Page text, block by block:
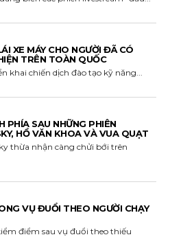
XE MÁY CHO NGƯỜI ĐÃ CÓ
TRÊN TOÀN QUỐC
khai chiến dịch đào tạo kỹ năng...
PHÍA SAU NHỮNG PHIÊN
HỒ VĂN KHOA VÀ VUA QUẠT
thừa nhận càng chửi bới trên
VỤ ĐUỔI THEO NGƯỜI CHẠY
điểm sau vụ đuổi theo thiếu